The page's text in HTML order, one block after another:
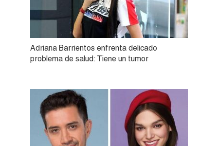
Adriana Barrientos enfrenta delicado
problema de salud: Tiene un tumor